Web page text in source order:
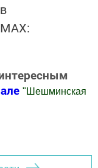
" Шешминская